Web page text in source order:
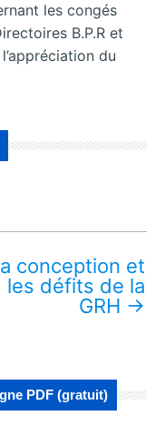
les congés
B.P.R et
du
conception et
les défits de la
GRH →
PDF (gratuit)